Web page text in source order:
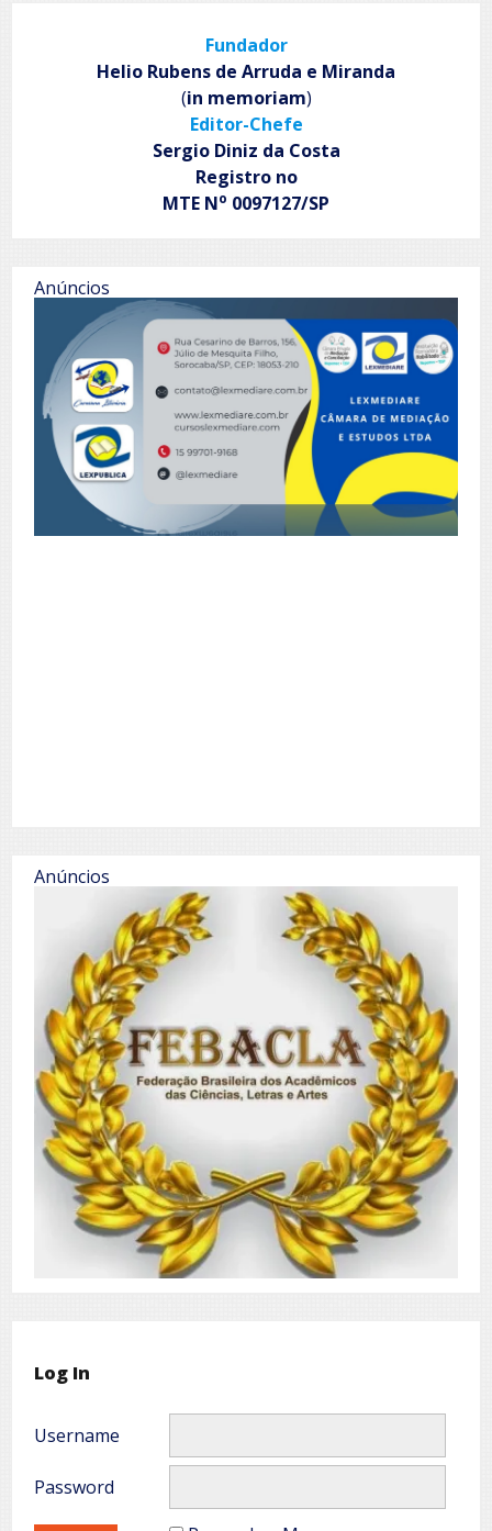
Fundador
Helio Rubens de Arruda e Miranda
(in memoriam)
Editor-Chefe
Sergio Diniz da Costa
Registro no
MTE No 0097127/SP
Anúncios
Anúncios
Log In
Username
Password